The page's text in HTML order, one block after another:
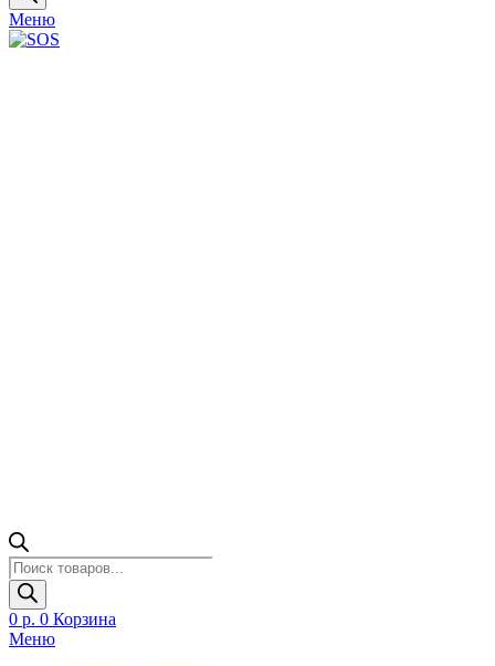
Меню
Поиск
товаров
0 р. 0 Корзина
Меню